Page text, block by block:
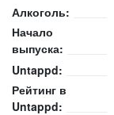
Алкоголь:
Начало
выпуска:
Untappd:
Рейтинг в
Untappd: